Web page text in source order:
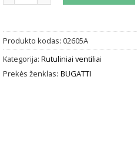
Produkto kodas: 02605A
Kategorija: Rutuliniai ventiliai
Prekės ženklas: BUGATTI